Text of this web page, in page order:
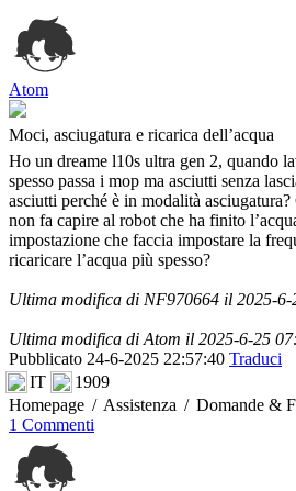
Atom
Moci, asciugatura e ricarica dell’acqua
Ho un dreame l10s ultra gen 2, quando
spesso passa i mop ma asciutti senza
asciutti perché è in modalità
non fa capire al robot che ha finito
impostazione che faccia impostare la
ricaricare l’acqua più spesso?
Ultima modifica di NF970664 il 2025-6-
Ultima modifica di Atom il 2025-6-25
Pubblicato 24-6-2025 22:57:40 Traduci
IT
1909
Homepage / Assistenza / Domande &
1 Commenti